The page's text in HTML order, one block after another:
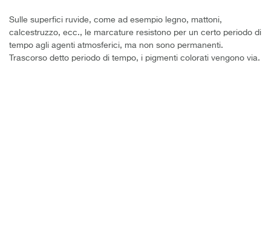
Sulle superfici ruvide, come ad esempio legno, mattoni,
calcestruzzo, ecc., le marcature resistono per un certo periodo di
tempo agli agenti atmosferici, ma non sono permanenti.
Trascorso detto periodo di tempo, i pigmenti colorati vengono via.